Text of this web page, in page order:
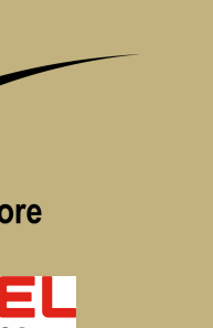
в дороге
мощностью
устройства в
стабильную
выходных
PD для зарядки
устройств.